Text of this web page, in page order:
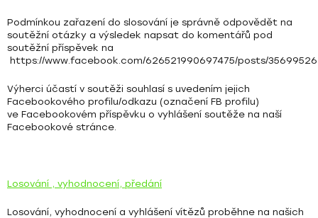
Podmínkou zařazení do slosování je správně odpovědět na
soutěžní otázky a výsledek napsat do komentářů pod
soutěžní příspěvek na
https://www.facebook.com/626521990697475/posts/
Výherci účastí v soutěži souhlasí s uvedením jejich
Facebookového profilu/odkazu (označení FB profilu)
ve Facebookovém příspěvku o vyhlášení soutěže na naší
Facebookové stránce.
Losování , vyhodnocení, předání
Losování, vyhodnocení a vyhlášení vítězů proběhne na našich